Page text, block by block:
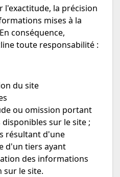
l'exactitude, la précision
mises à la
conséquence,
toute responsabilité :
du site
ou omission portant
sur le site ;
résultant d'une
d'un tiers ayant
des informations
sur le site.